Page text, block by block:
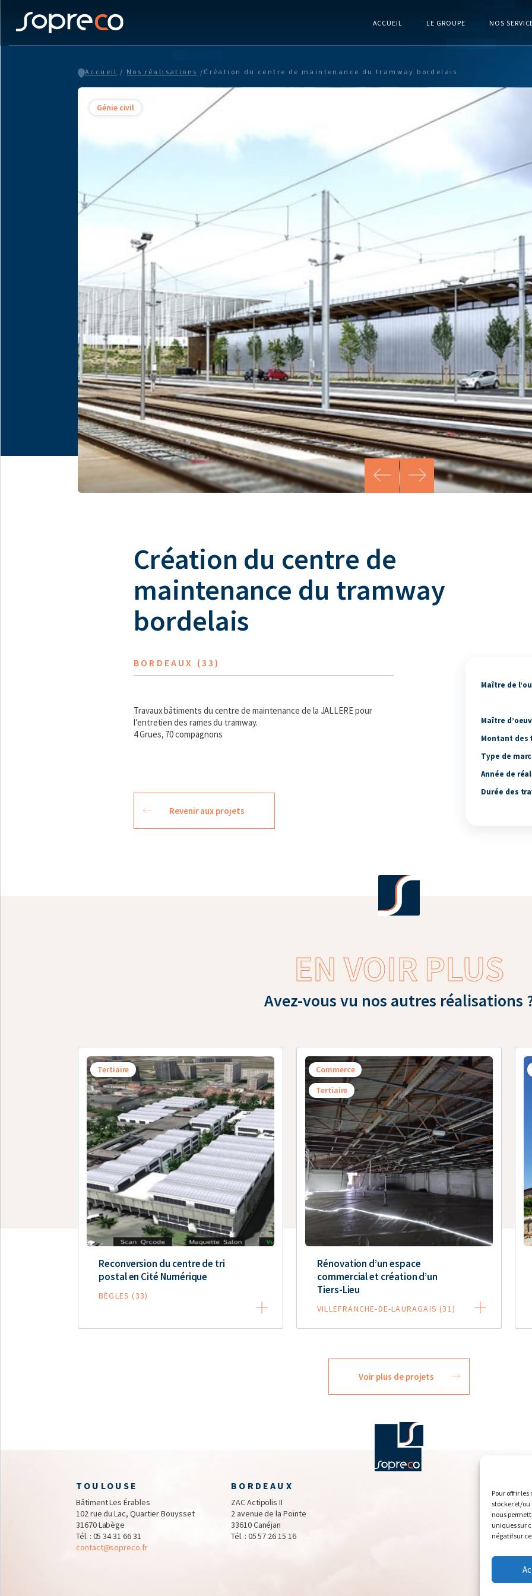
Pour offrir
stocker et/
nous
uniques sur
négatif sur
ACCUEIL LE GROUPE NOS
Accueil / Nos réalisations / Création du centre de maintenance du tramway bordelais
Génie civil
Création du centre de
maintenance du tramway
bordelais
BORDEAUX (33)
Travaux bâtiments du centre de maintenance de la JALLERE pour
l’entretien des rames du tramway.
4 Grues, 70 compagnons
Revenir aux projets
Maître de
Maître
Montant des
Type de
Année de
Durée des
EN VOIR PLUS
Avez-vous vu nos autres réalisations
Tertiaire
Reconversion du centre de tri
postal en Cité Numérique
BÈGLES (33)
Commerce
Tertiaire
Rénovation d’un espace
commercial et création d’un
Tiers-Lieu
VILLEFRANCHE-DE-LAURAGAIS (31)
Voir plus de projets
TOULOUSE
Bâtiment Les Érables
102 rue du Lac, Quartier Bouysset
31670 Labège
Tél. : 05 34 31 66 31
contact@sopreco.fr
BORDEAUX
ZAC Actipolis II
2 avenue de la Pointe
33610 Canéjan
Tél. : 05 57 26 15 16